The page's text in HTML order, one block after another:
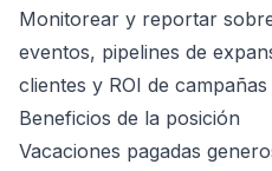
Monitorear y reportar
eventos, pipelines de
clientes y ROI de campañas
Beneficios de la posición
Vacaciones pagadas